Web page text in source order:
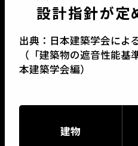
設計指針が定
出典：日本建築学会によ
（「建築物の遮音性能
本建築学会編）
建物